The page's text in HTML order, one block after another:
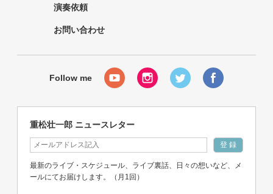
演奏依頼
お問い合わせ
重松壮一郎 ニュースレター
最新のライブ・スケジュール、ライブ裏話、日々の想いなど、メ
ールにてお届けします。（月1回）